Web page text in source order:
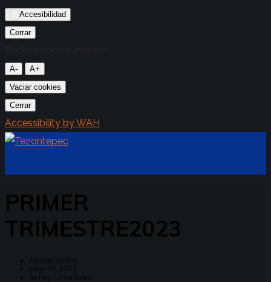
Cerrar
A-
A+
Vaciar cookies
Cerrar
Accessibility by WAH
PRIMER
TRIMESTRE2023
Adriana Monroy
Mayo 18, 2023
No Hay Comentarios